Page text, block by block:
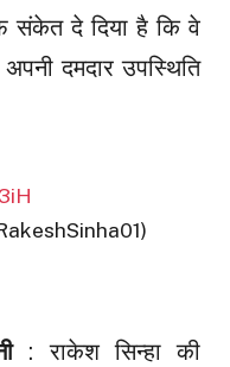
संकेत दे दिया है कि वे
दमदार उपस्थिति
: राकेश सिन्हा की